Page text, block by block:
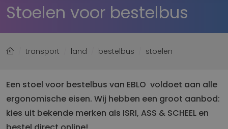
Stoelen voor bestelbus
transport land bestelbus stoelen
Een stoel voor bestelbus van EBLO voldoet aan alle
ergonomische eisen. Wij hebben een groot aanbod:
kies uit bekende merken als ISRI, ASS & SCHEEL en